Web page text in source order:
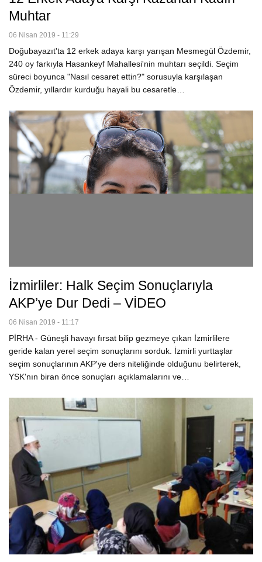
Muhtar
06 Nisan 2019 - 11:29
Doğubayazıt'ta 12 erkek adaya karşı yarışan Mesmegül Özdemir,
240 oy farkıyla Hasankeyf Mahallesi'nin muhtarı seçildi. Seçim
süreci boyunca "Nasıl cesaret ettin?" sorusuyla karşılaşan
Özdemir, yıllardır kurduğu hayali bu cesaretle…
İzmirliler: Halk Seçim Sonuçlarıyla
AKP’ye Dur Dedi – VİDEO
06 Nisan 2019 - 11:17
PİRHA - Güneşli havayı fırsat bilip gezmeye çıkan İzmirlilere
geride kalan yerel seçim sonuçlarını sorduk. İzmirli yurttaşlar
seçim sonuçlarının AKP'ye ders niteliğinde olduğunu belirterek,
YSK'nın biran önce sonuçları açıklamalarını ve…